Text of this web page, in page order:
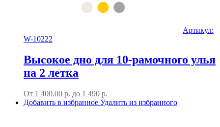
Артикул:
W-10222
Высокое дно для 10-рамочного улья
на 2 летка
От 1 400.00 р. до 1 490 р.
Добавить в избранное Удалить из избранного